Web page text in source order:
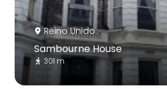
Reino Unido
Sambourne House
301 m